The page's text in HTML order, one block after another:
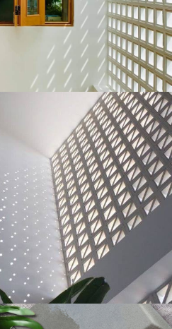
này luôn sạch sẽ và
và khu vực
kế không gian xanh
phổ biến. Gạch thông
trình như công viên,
không chỉ tạo không
còn quân bình giữa tự
mảng gạch thông
xanh như những tấm
tràn đầy sinh khí.
số kỹ